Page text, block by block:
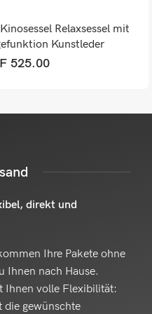
Relaxsessel mit
Kunstleder
525.00
direkt und
Ihre Pakete ohne
Ihnen nach Hause.
Ihnen volle Flexibilität:
die gewünschte